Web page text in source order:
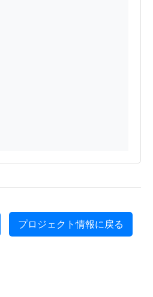
プロジェクト情報に戻る